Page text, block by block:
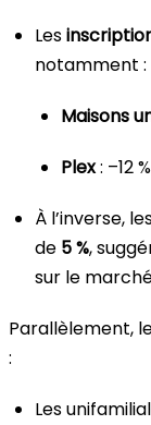
Les
notamment :
Maisons
Plex: –12 %
À l’inverse,
de 5 %,
sur le
Parallèlement,
:
Les